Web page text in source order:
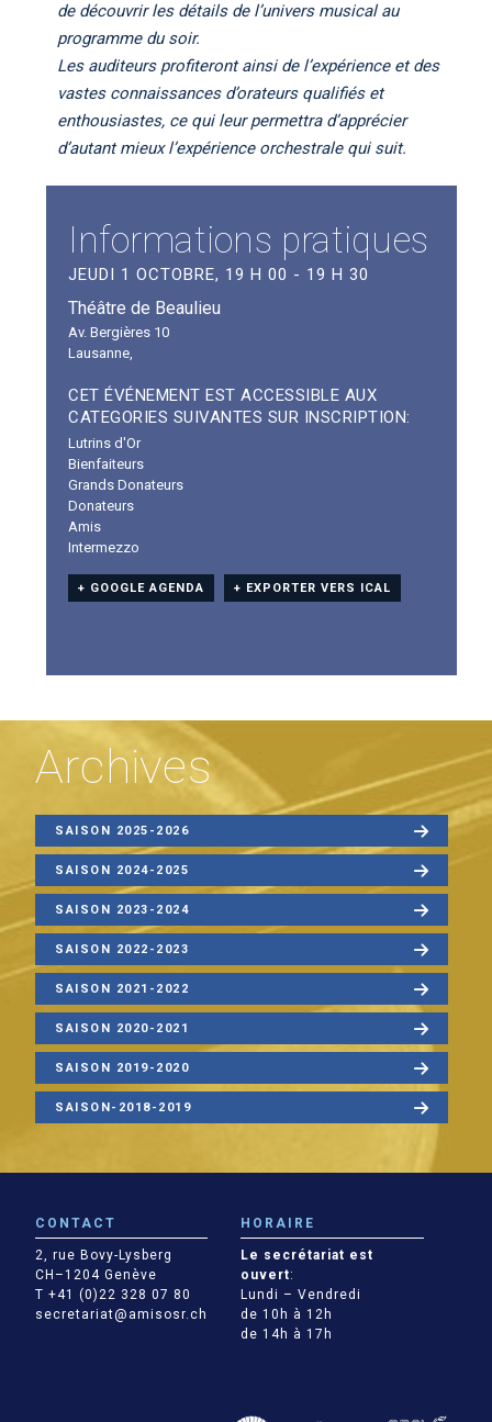
de découvrir les détails de l’univers musical au
programme du soir.
Les auditeurs profiteront ainsi de l’expérience et des
vastes connaissances d’orateurs qualifiés et
enthousiastes, ce qui leur permettra d’apprécier
d’autant mieux l’expérience orchestrale qui suit.
Informations pratiques
JEUDI 1 OCTOBRE, 19 H 00 - 19 H 30
Théâtre de Beaulieu
Av. Bergières 10
Lausanne,
CET ÉVÉNEMENT EST ACCESSIBLE AUX
CATEGORIES SUIVANTES SUR INSCRIPTION:
Lutrins d'Or
Bienfaiteurs
Grands Donateurs
Donateurs
Amis
Intermezzo
+ GOOGLE AGENDA + EXPORTER VERS ICAL
Archives
SAISON 2025-2026
SAISON 2024-2025
SAISON 2023-2024
SAISON 2022-2023
SAISON 2021-2022
SAISON 2020-2021
SAISON 2019-2020
SAISON-2018-2019
CONTACT
2, rue Bovy-Lysberg
CH–1204 Genève
T +41 (0)22 328 07 80
secretariat@amisosr.ch
HORAIRE
Le secrétariat est
ouvert:
Lundi – Vendredi
de 10h à 12h
de 14h à 17h